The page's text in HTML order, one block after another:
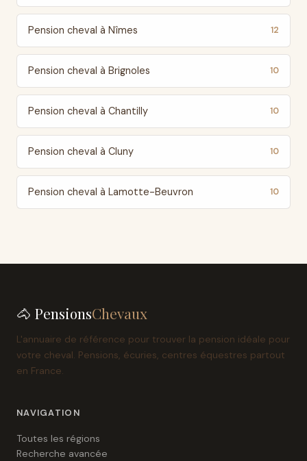
Pension cheval à Nîmes 12
Pension cheval à Brignoles 10
Pension cheval à Chantilly 10
Pension cheval à Cluny 10
Pension cheval à Lamotte-Beuvron 10
🐴 PensionsChevaux
L'annuaire de référence pour trouver la pension idéale pour
votre cheval. Pensions, écuries, centres équestres partout
en France.
NAVIGATION
Toutes les régions
Recherche avancée